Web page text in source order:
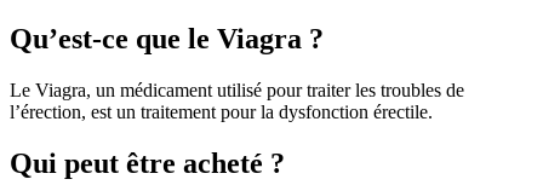
Qu’est-ce que le Viagra ?
Le Viagra, un médicament utilisé pour traiter les troubles de
l’érection, est un traitement pour la dysfonction érectile.
Qui peut être acheté ?